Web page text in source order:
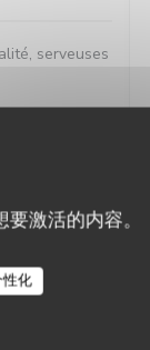
激活的内容。
化
serveuses
harmonie.
Bravo !